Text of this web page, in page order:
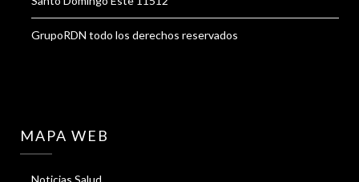
GrupoRDN todo los derechos reservados
MAPA WEB
Noticias Salud